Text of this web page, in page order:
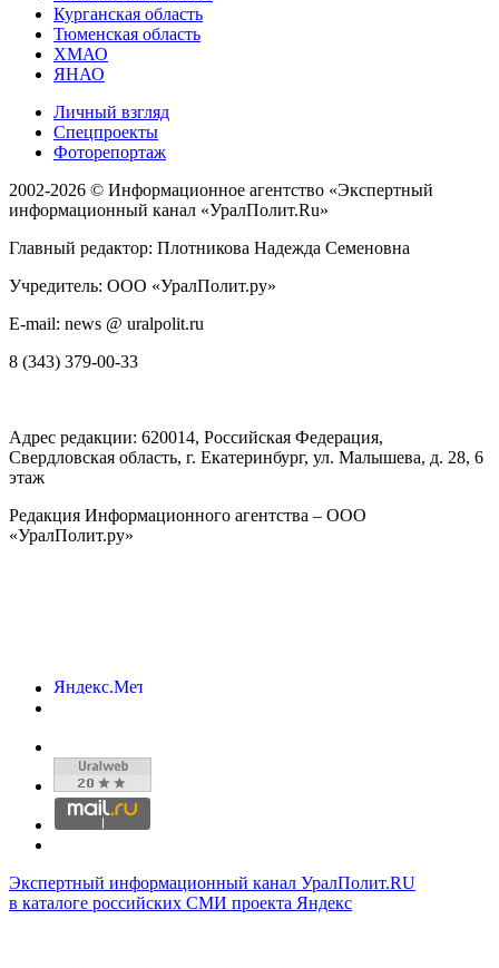
Курганская область
Тюменская область
ХМАО
ЯНАО
Личный взгляд
Спецпроекты
Фоторепортаж
2002-2026 © Информационное агентство «Экспертный
информационный канал «УралПолит.Ru»
Главный редактор: Плотникова Надежда Семеновна
Учредитель: ООО «УралПолит.ру»
E-mail: news @ uralpolit.ru
8 (343) 379-00-33
Адрес редакции: 620014, Российская Федерация,
Свердловская область, г. Екатеринбург, ул. Малышева, д. 28, 6
этаж
Редакция Информационного агентства – ООО
«УралПолит.ру»
Экспертный информационный канал УралПолит.RU
в каталоге российских СМИ проекта Яндекс